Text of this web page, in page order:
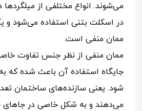
می‌شوند. انواع مختلفی از
در اسکلت بتنی استفاده می‌شود و
ممان منفی است.
ممان منفی از نظر جنس تفاوت
جایگاه استفاده آن باعث شده که
شود. یعنی سازنده‌های ساختمان
می‌دهند و به شکل خاصی در جاهای